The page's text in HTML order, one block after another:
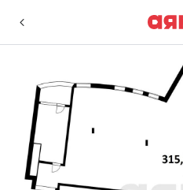
Избранное
0 объявлений